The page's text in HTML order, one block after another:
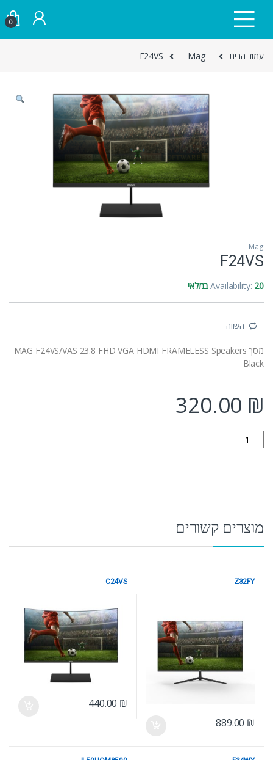
0
עמוד הבית Mag
F24VS
Mag
F24VS
Availability: 20 במלאי
השווה
מסך MAG F24VS/VAS 23.8 FHD VGA HDMI FRAMELESS Speakers
Black
320.00 ₪
F24VS quantity
מוצרים קשורים
Z32FY
889.00 ₪
Mag
C24VS
440.00 ₪